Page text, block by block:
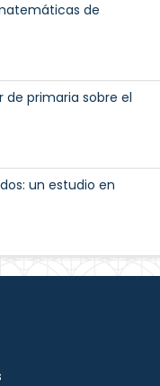
de
primaria sobre el
un estudio en